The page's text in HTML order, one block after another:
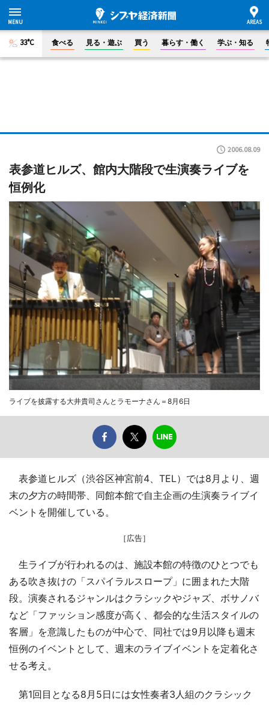
33°C 食べる 見る・遊ぶ 買う 暮らす・働く 学ぶ・知る
2006.08.09
表参道ヒルズ、館内大階段で生演奏ライブを
恒例化
ライブを披露する大井貴司さんとラモーナさん＝8月6日
表参道ヒルズ（渋谷区神宮前4、TEL）では8月より、週
末の夕方の時間帯、同館本館で自主企画の生演奏ライブイ
ベントを開催している。
［広告］
生ライブが行われるのは、施設本館の特徴のひとつでも
ある吹き抜けの「スパイラルスロープ」に囲まれた大階
段。演奏されるジャンルはクラシックやジャズ、ボサノバ
など「ファッション感度が高く、都会的な生活スタイルの
客層」を意識したものが中心で、同社では9月以降も週末
恒例のイベントとして、週末のライブイベントを定着化さ
せる考え。
第1回目となる8月5日には女性奏者3人組のクラシック